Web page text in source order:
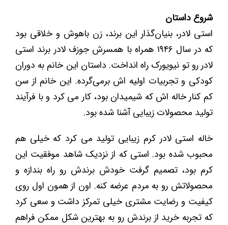
شروع داستان
استی لادر، بنیان‌گذار این برند، زن باهوش و خلاقی بود
که در سال ۱۹۴۶ همراه با همسرش جوزف لادر برند استی
لادر رو تو نیویورک راه انداخت. داستان این خانم به دوران
کودکی و تجربیات اولیه ‌اش برمی‌گرده. این خانم از سن
کم کنار خاله ‌اش که شیمیدان بود، کار می کرد و با فرآیند
تولید محصولات زیبایی آشنا شده بود.
خاله استی لادر کرم زیبایی تولید می کرد که خیلی هم
محبوب شده بود. استی که از نزدیک شاهد موفقیت این
کرم بود، تصمیم گرفت خودش برندش رو راه بندازه و
محصولاتش رو به مردم عرضه کنه. اون از همون اول روی
کیفیت و رضایت مشتری خیلی تمرکز داشت و سعی کرد
که تجربه خرید از برندش رو به بهترین شکل ممکن فراهم